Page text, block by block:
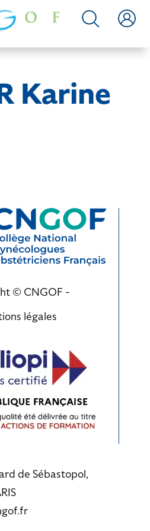
Karine
© CNGOF -
légales
de Sébastopol,